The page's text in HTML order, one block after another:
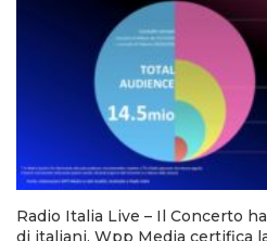
Radio Italia Live – Il Concerto
di italiani. Wpp Media certifica